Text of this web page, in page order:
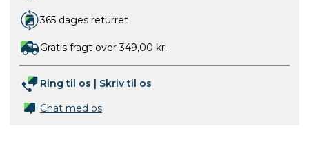
365 dages returret
Gratis fragt over 349,00 kr.
Ring til os | Skriv til os
Chat med os